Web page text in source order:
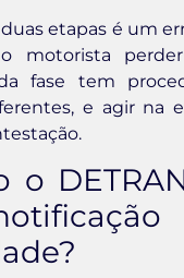
etapas é um
motorista
fase tem
e agir na
o